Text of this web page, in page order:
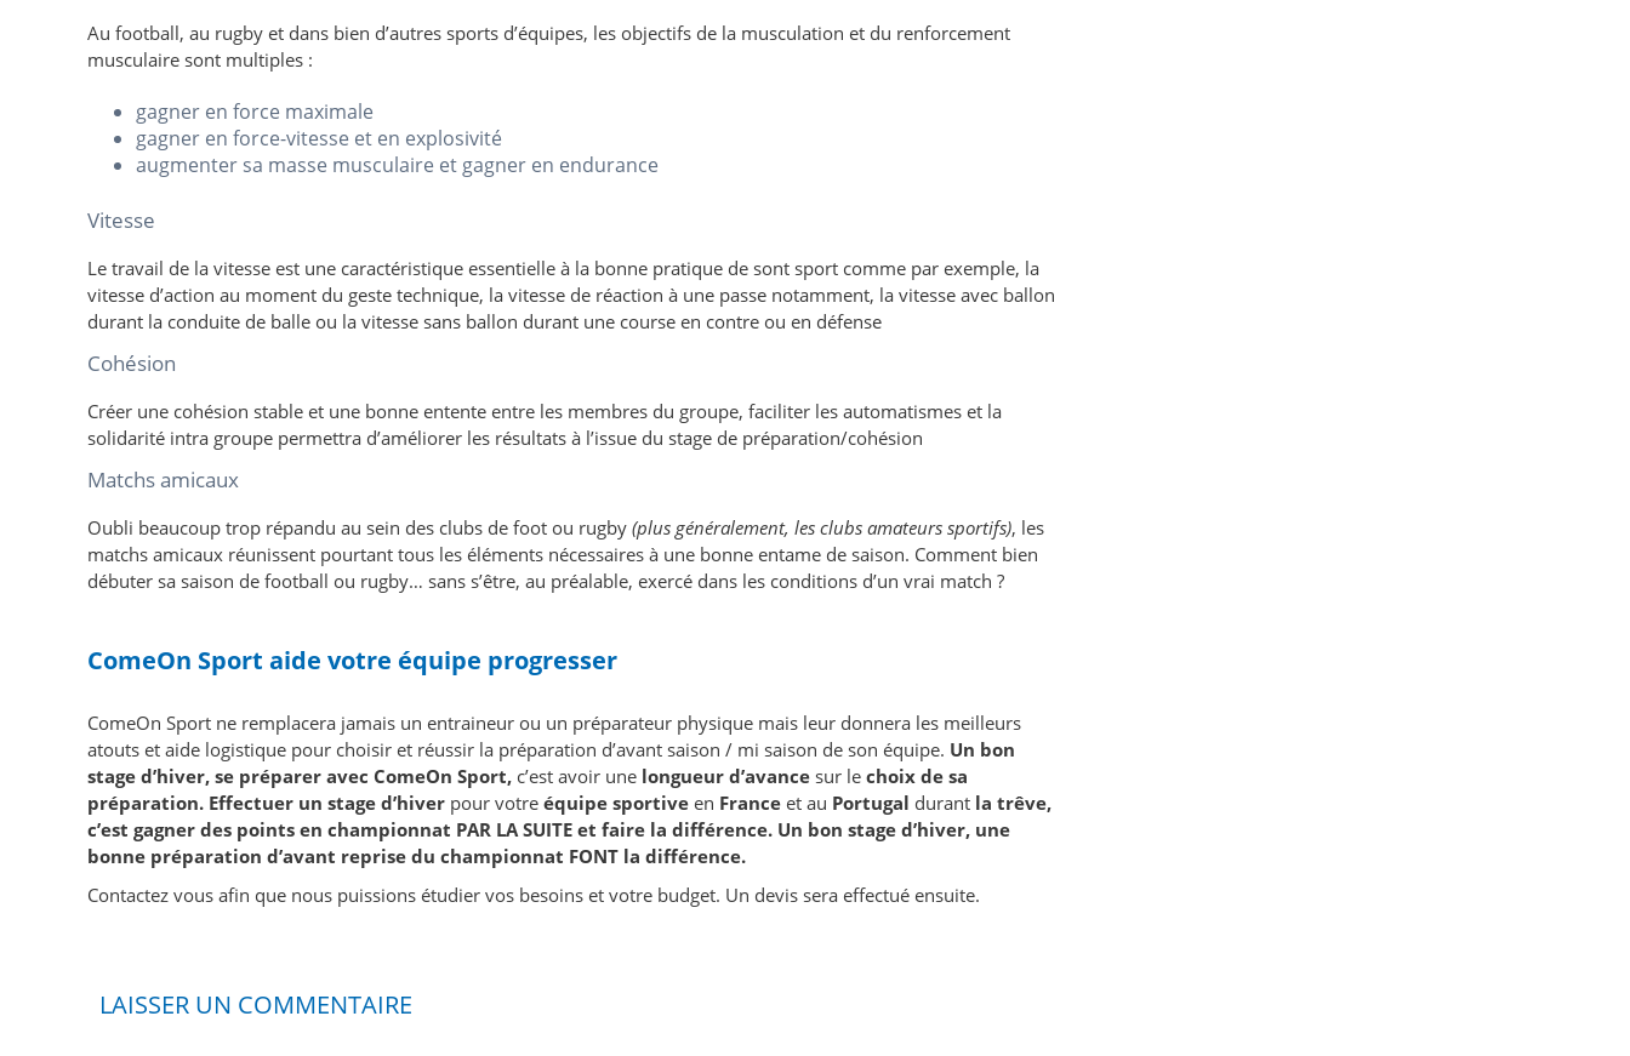
Au football, au rugby et dans bien d’autres sports d’équipes, les objectifs de la musculation et du renforcement
musculaire sont multiples :
gagner en force maximale
gagner en force-vitesse et en explosivité
augmenter sa masse musculaire et gagner en endurance
Vitesse
Le travail de la vitesse est une caractéristique essentielle à la bonne pratique de sont sport comme par exemple, la
vitesse d’action au moment du geste technique, la vitesse de réaction à une passe notamment, la vitesse avec ballon
durant la conduite de balle ou la vitesse sans ballon durant une course en contre ou en défense
Cohésion
Créer une cohésion stable et une bonne entente entre les membres du groupe, faciliter les automatismes et la
solidarité intra groupe permettra d’améliorer les résultats à l’issue du stage de préparation/cohésion
Matchs amicaux
Oubli beaucoup trop répandu au sein des clubs de foot ou rugby (plus généralement, les clubs amateurs sportifs), les
matchs amicaux réunissent pourtant tous les éléments nécessaires à une bonne entame de saison. Comment bien
débuter sa saison de football ou rugby… sans s’être, au préalable, exercé dans les conditions d’un vrai match ?
ComeOn Sport aide votre équipe progresser
ComeOn Sport ne remplacera jamais un entraineur ou un préparateur physique mais leur donnera les meilleurs
atouts et aide logistique pour choisir et réussir la préparation d’avant saison / mi saison de son équipe. Un bon
stage d’hiver, se préparer avec ComeOn Sport, c’est avoir une longueur d’avance sur le choix de sa
préparation. Effectuer un stage d’hiver pour votre équipe sportive en France et au Portugal durant la trêve,
c’est gagner des points en championnat PAR LA SUITE et faire la différence. Un bon stage d’hiver, une
bonne préparation d’avant reprise du championnat FONT la différence.
Contactez vous afin que nous puissions étudier vos besoins et votre budget. Un devis sera effectué ensuite.
LAISSER UN COMMENTAIRE